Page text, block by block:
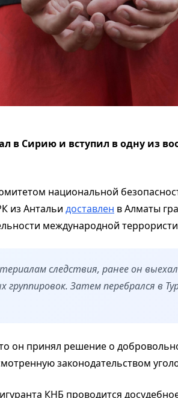
в Сирию и вступил в одну из
национальной
из Антальи доставлен в Алматы
международной
следствия, ранее он
группировок. Затем перебрался в
он принял решение о
законодательством
КНБ проводится